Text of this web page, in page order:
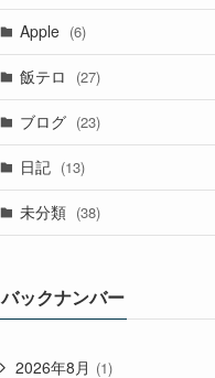
Apple (6)
飯テロ (27)
ブログ (23)
日記 (13)
未分類 (38)
バックナンバー
2026年8月 (1)